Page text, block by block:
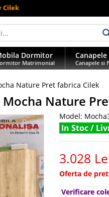
Cilek
Dormitor
Matrimonial Canapele si
Nature Pret fabrica Cilek
Nature
Model:
In Stoc /
3.028
Oferta de
Verificare